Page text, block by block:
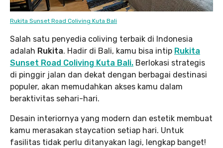
Rukita Sunset Road Coliving Kuta Bali
Salah satu penyedia coliving terbaik di Indonesia
adalah Rukita. Hadir di Bali, kamu bisa intip Rukita
Sunset Road Coliving Kuta Bali. Berlokasi strategis
di pinggir jalan dan dekat dengan berbagai destinasi
populer, akan memudahkan akses kamu dalam
beraktivitas sehari-hari.
Desain interiornya yang modern dan estetik membuat
kamu merasakan staycation setiap hari. Untuk
fasilitas tidak perlu ditanyakan lagi, lengkap banget!